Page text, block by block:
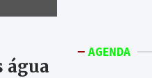
água
AGENDA